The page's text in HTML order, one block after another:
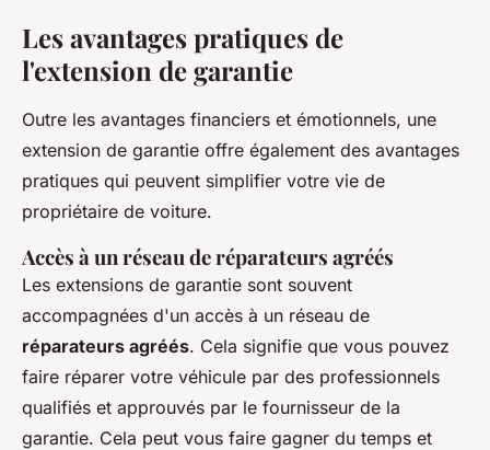
Les avantages pratiques de
l'extension de garantie
Outre les avantages financiers et émotionnels, une
extension de garantie offre également des avantages
pratiques qui peuvent simplifier votre vie de
propriétaire de voiture.
Accès à un réseau de réparateurs agréés
Les extensions de garantie sont souvent
accompagnées d'un accès à un réseau de
réparateurs agréés. Cela signifie que vous pouvez
faire réparer votre véhicule par des professionnels
qualifiés et approuvés par le fournisseur de la
garantie. Cela peut vous faire gagner du temps et